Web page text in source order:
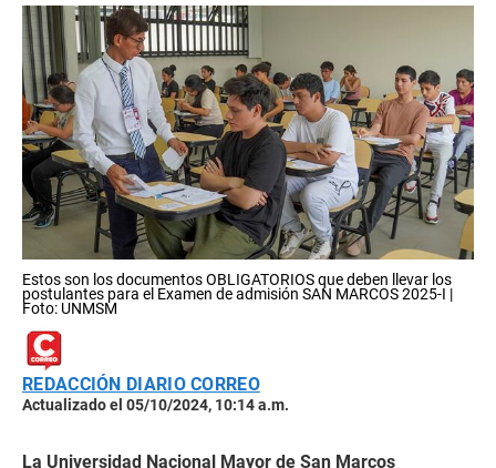
Estos son los documentos OBLIGATORIOS que deben llevar los
postulantes para el Examen de admisión SAN MARCOS 2025-I |
Foto: UNMSM
REDACCIÓN DIARIO CORREO
Actualizado el 05/10/2024, 10:14 a.m.
La Universidad Nacional Mayor de San Marcos